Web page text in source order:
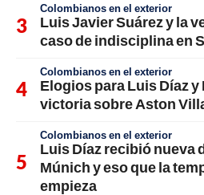
Colombianos en el exterior
Luis Javier Suárez y la
caso de indisciplina en
Colombianos en el exterior
Elogios para Luis Díaz
victoria sobre Aston
Colombianos en el exterior
Luis Díaz recibió nueva
Múnich y eso que la
empieza